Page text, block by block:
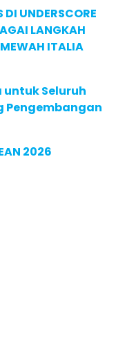
UNDERSCORE
LANGKAH
ITALIA
untuk Seluruh
Pengembangan
2026